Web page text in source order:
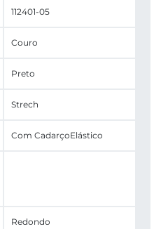
112401-05
Couro
Preto
Strech
Com CadarçoElástico
Redondo